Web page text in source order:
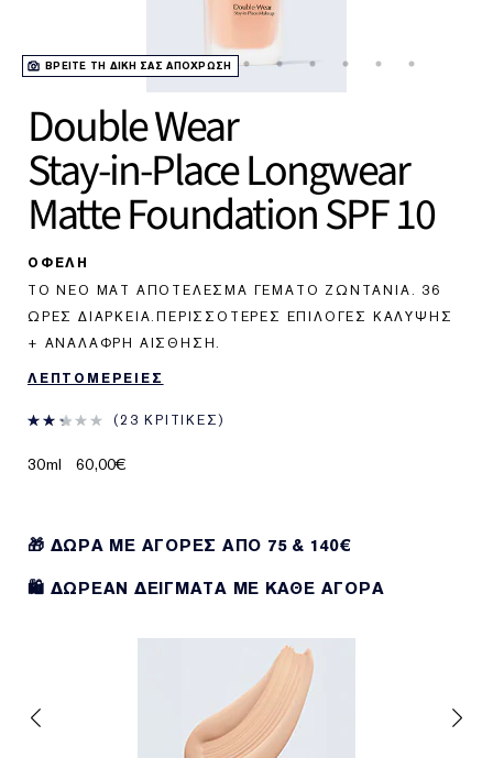
ΒΡΕΙΤΕ ΤΗ ΔΙΚΗ ΣΑΣ ΑΠΟΧΡΩΣΗ
Double Wear
Stay-in-Place Longwear
Matte Foundation SPF 10
ΟΦΕΛΗ
ΤΟ ΝΈΟ ΜΑΤ ΑΠΟΤΈΛΕΣΜΑ ΓΕΜΆΤΟ ΖΩΝΤΆΝΙΑ. 36
ΏΡΕΣ ΔΙΆΡΚΕΙΑ.ΠΕΡΙΣΣΌΤΕΡΕΣ ΕΠΙΛΟΓΈΣ ΚΆΛΥΨΗΣ
+ ΑΝΆΛΑΦΡΗ ΑΊΣΘΗΣΗ.
ΛΕΠΤΟΜΕΡΕΙΕΣ
23 ΚΡΙΤΙΚΈΣ
30ml 60,00€
🎁 ΔΩΡΑ ΜΕ ΑΓΟΡΕΣ ΑΠΌ 75 & 140€
🛍️ ΔΩΡΕΑΝ ΔΕΙΓΜΑΤΑ ΜΕ ΚΑΘΕ ΑΓΟΡΑ